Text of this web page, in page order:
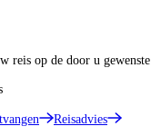
reis op de door u gewenste
Reisadvies